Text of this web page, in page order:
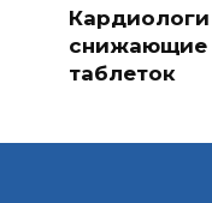
снижающие
таблеток